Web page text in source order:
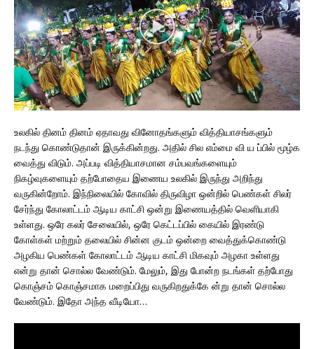
உலகில் தினம் தினம் ஏதாவது வினோதங்களும் வித்தியாசங்களும்
நடந்து கொண்டுதான் இருக்கின்றது. அதில் சில எம்மை வி ய ப்பில் மூழ்க
வைத்து விடும். அப்படி வித்தியாசமான சம்பவங்களையும்
நிகழ்வுகளையும் தற்போதைய இணைய உலகில் இருந்து அறிந்து
வருகின்றோம். இந்நிலையில் கோவில் திருவிழா ஒன்றில் பெண்கள் சிலர்
சேர்ந்து கோலாட்டம் ஆடிய காட்சி ஒன்று இணையத்தில் வெளியாகி
உள்ளது. ஒரே கலர் சேலையில், ஒரே கெட்டப்பில் கையில் இரண்டு
கோள்கள் மற்றும் தலையில் சின்ன குடம் ஒன்றை வைத்துக்கொண்டு
அழகிய பெண்கள் கோலாட்டம் ஆடிய காட்சி மிகவும் அழகா உள்ளது
என்று தான் சொல்ல வேண்டும். மேலும், இது போன்ற நடங்கள் தற்போது
கொஞ்சம் கொஞ்சமாக மறைப்பிது வருகிறதுக்கே ன்று தான் சொல்ல
வேண்டும். இதோ அந்த வீடியோ…